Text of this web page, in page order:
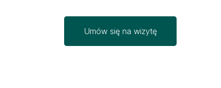
Umów się na wizytę